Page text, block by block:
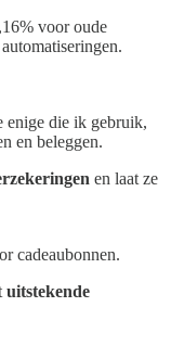
voor oude
enige die ik gebruik,
en beleggen.
en laat ze
cadeaubonnen.
uitstekende